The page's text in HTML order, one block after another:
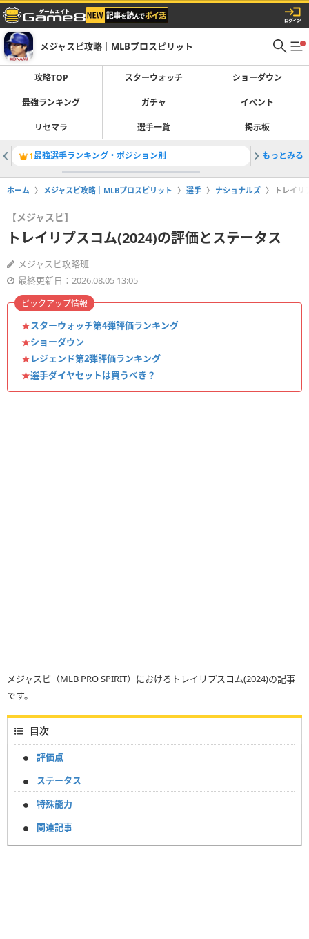
メジャスピ攻略｜MLBプロスピリット
攻略TOP スターウォッチ ショーダウン
最強ランキング ガチャ イベント
リセマラ 選手一覧 掲示板
1最強選手ランキング・ポジション別 2OTWお
もっとみる
ホーム メジャスピ攻略｜MLBプロスピリット 選手 ナショナルズ トレイリ
【メジャスピ】
トレイリプスコム(2024)の評価とステータス
メジャスピ攻略班
最終更新日：2026.08.05 13:05
★スターウォッチ第4弾評価ランキング
★ショーダウン
★レジェンド第2弾評価ランキング
★選手ダイヤセットは買うべき？
ピックアップ情報
メジャスピ（MLB PRO SPIRIT）におけるトレイリプスコム(2024)の記事
です。
目次
評価点
ステータス
特殊能力
関連記事